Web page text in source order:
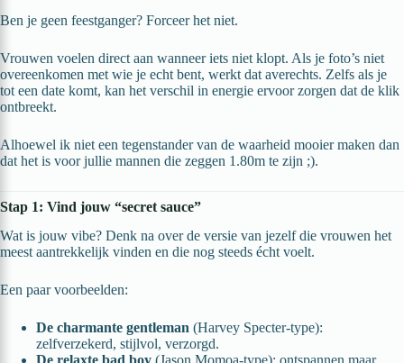
Ben je geen feestganger? Forceer het niet.
Vrouwen voelen direct aan wanneer iets niet klopt. Als je foto’s niet
overeenkomen met wie je echt bent, werkt dat averechts. Zelfs als je
tot een date komt, kan het verschil in energie ervoor zorgen dat de klik
ontbreekt.
Alhoewel ik niet een tegenstander van de waarheid mooier maken dan
dat het is voor jullie mannen die zeggen 1.80m te zijn ;).
Stap 1: Vind jouw “secret sauce”
Wat is jouw vibe? Denk na over de versie van jezelf die vrouwen het
meest aantrekkelijk vinden en die nog steeds écht voelt.
Een paar voorbeelden:
De charmante gentleman (Harvey Specter-type):
zelfverzekerd, stijlvol, verzorgd.